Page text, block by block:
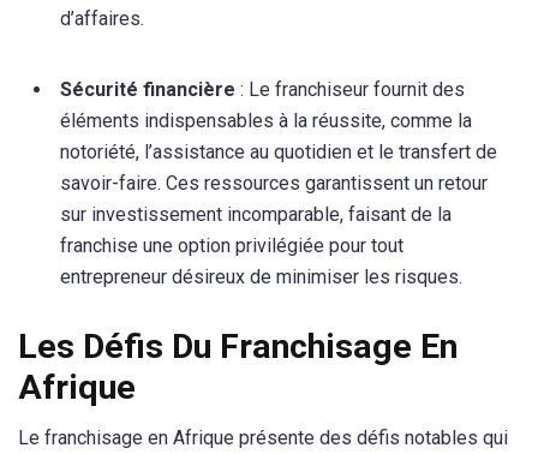
d’affaires.
Sécurité financière : Le franchiseur fournit des
éléments indispensables à la réussite, comme la
notoriété, l’assistance au quotidien et le transfert de
savoir-faire. Ces ressources garantissent un retour
sur investissement incomparable, faisant de la
franchise une option privilégiée pour tout
entrepreneur désireux de minimiser les risques.
Les Défis Du Franchisage En
Afrique
Le franchisage en Afrique présente des défis notables qui